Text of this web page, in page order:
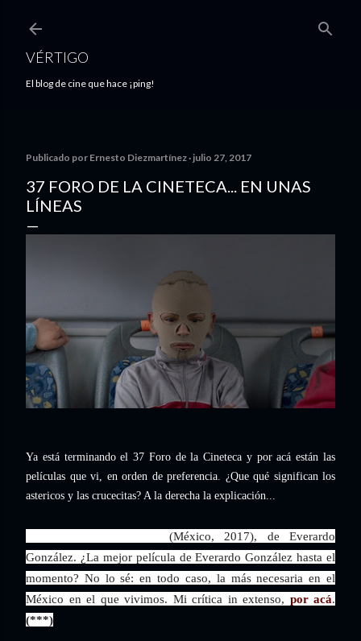
VÉRTIGO
El blog de cine que hace ¡ping!
Publicado por Ernesto Diezmartínez julio 27, 2017
37 FORO DE LA CINETECA... EN UNAS
LÍNEAS
Ya está terminando el 37 Foro de la Cineteca y por acá están las
películas que vi, en orden de preferencia. ¿Que qué significan los
astericos y las crucecitas? A la derecha la explicación...
(México, 2017), de Everardo
González. ¿La mejor película de Everardo González hasta el
momento? No lo sé: en todo caso, la más necesaria en el
México en el que vivimos. Mi crítica in extenso, por acá.
(***)